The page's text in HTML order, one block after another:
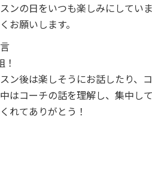
ンの日をいつも楽しみにしていま
お願いします。
ン後は楽しそうにお話したり、
はコーチの話を理解し、集中し
れてありがとう！